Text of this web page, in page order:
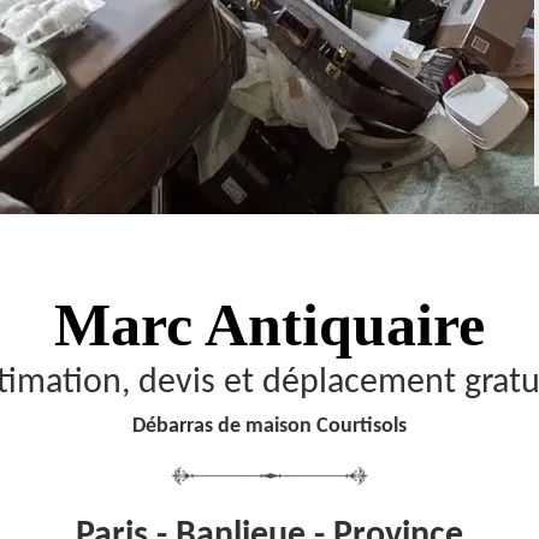
Marc Antiquaire
devis et déplacement
Débarras de maison Courtisols